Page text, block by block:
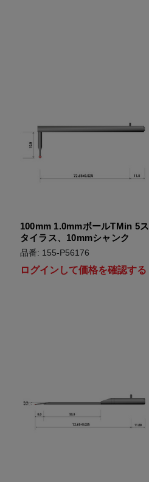
100mm 1.0mmボールTMin 5ス
タイラス、10mmシャンク
品番: 155-P56176
ログインして価格を確認する